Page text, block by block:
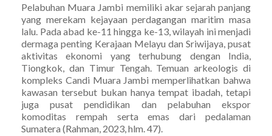
Pelabuhan Muara Jambi memiliki akar sejarah panjang
yang merekam kejayaan perdagangan maritim masa
lalu. Pada abad ke-11 hingga ke-13, wilayah ini menjadi
dermaga penting Kerajaan Melayu dan Sriwijaya, pusat
aktivitas ekonomi yang terhubung dengan India,
Tiongkok, dan Timur Tengah. Temuan arkeologis di
kompleks Candi Muara Jambi memperlihatkan bahwa
kawasan tersebut bukan hanya tempat ibadah, tetapi
juga pusat pendidikan dan pelabuhan ekspor
komoditas rempah serta emas dari pedalaman
Sumatera (Rahman, 2023, hlm. 47).